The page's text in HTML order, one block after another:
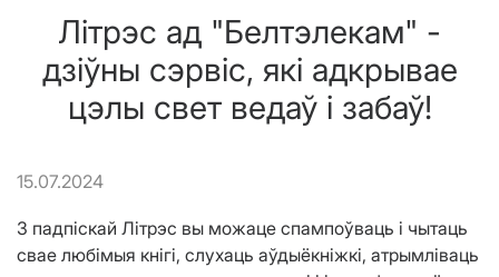
Літрэс ад "Белтэлекам" -
дзіўны сэрвіс, які адкрывае
цэлы свет ведаў і забаў!
15.07.2024
З падпіскай Літрэс вы можаце спампоўваць і чытаць
свае любімыя кнігі, слухаць аўдыёкніжкі, атрымліваць